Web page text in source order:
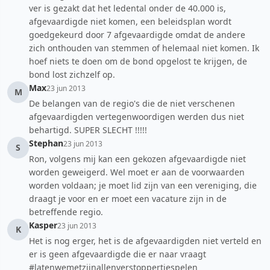
ver is gezakt dat het ledental onder de 40.000 is,
afgevaardigde niet komen, een beleidsplan wordt
goedgekeurd door 7 afgevaardigde omdat de andere
zich onthouden van stemmen of helemaal niet komen. Ik
hoef niets te doen om de bond opgelost te krijgen, de
bond lost zichzelf op.
M
Max23 jun 2013
De belangen van de regio's die de niet verschenen
afgevaardigden vertegenwoordigen werden dus niet
behartigd. SUPER SLECHT !!!!!
S
Stephan23 jun 2013
Ron, volgens mij kan een gekozen afgevaardigde niet
worden geweigerd. Wel moet er aan de voorwaarden
worden voldaan; je moet lid zijn van een vereniging, die
draagt je voor en er moet een vacature zijn in de
betreffende regio.
K
Kasper23 jun 2013
Het is nog erger, het is de afgevaardigden niet verteld en
er is geen afgevaardigde die er naar vraagt
#latenwemetzijnallenverstoppertjespelen